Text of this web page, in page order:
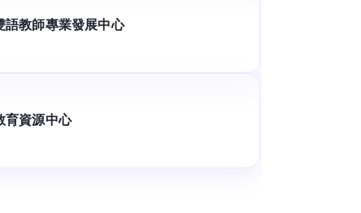
語教師專業發展中心
育資源中心